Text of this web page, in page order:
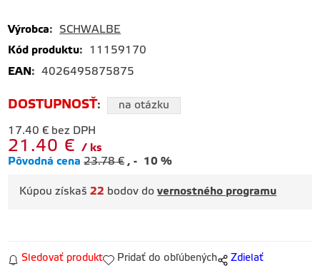
Výrobca: SCHWALBE
Kód produktu: 11159170
EAN : 4026495875875
DOSTUPNOSŤ: na otázku
17.40 € bez DPH
21.40 €
ks
Pôvodná cena 23.78€ - 10 %
Kúpou získaš22 bodov dovernostného programu
Sledovať produkt Pridať do obľúbených Zdielať